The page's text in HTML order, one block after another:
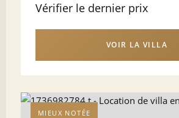
Vérifier le dernier prix
VOIR LA VILLA
MIEUX NOTÉE